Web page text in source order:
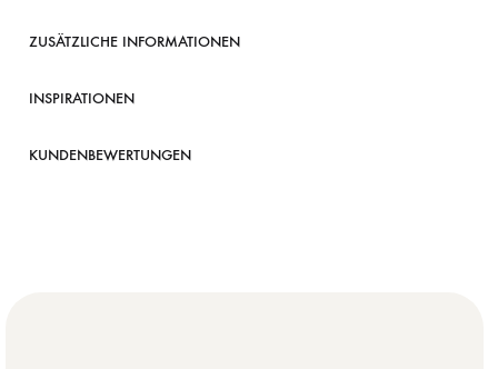
ZUSÄTZLICHE INFORMATIONEN
INSPIRATIONEN
KUNDENBEWERTUNGEN